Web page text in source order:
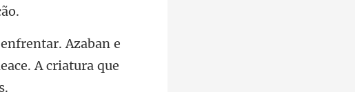
zaban e
A